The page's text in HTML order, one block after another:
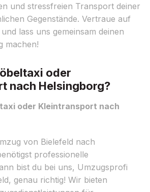
und stressfreien Transport deiner
Gegenstände. Vertraue auf
lass uns gemeinsam deinen
machen!
oder
nach Helsingborg?
oder Kleintransport nach
von Bielefeld nach
professionelle
bist du bei uns, Umzugsprofi
genau richtig! Wir bieten